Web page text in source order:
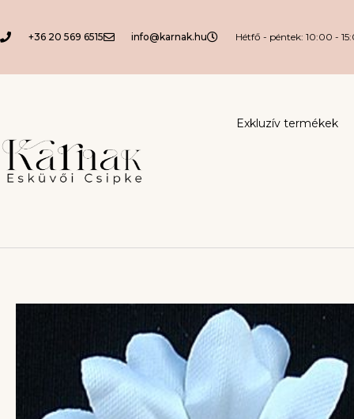
+36 20 569 6515 info@karnak.hu Hétfő - péntek: 10:00 -
Exkluzív termékek